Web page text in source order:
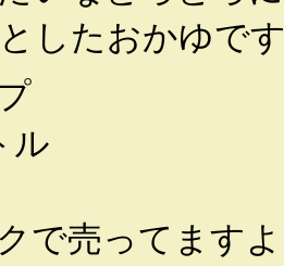
したおかゆで
ル
で売ってます